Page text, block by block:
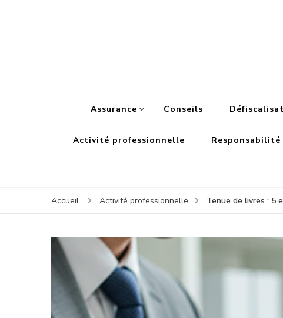
Assurance Conseils
Activité professionnelle
Accueil Activité professionnelle Tenue de livres : 5